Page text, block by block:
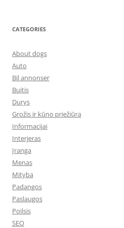
CATEGORIES
About dogs
Auto
Bil annonser
Buitis
Durys
Grožis ir kūno priežiūra
Informacijai
Interjeras
Įranga
Menas
Mityba
Padangos
Paslaugos
Poilsis
SEO